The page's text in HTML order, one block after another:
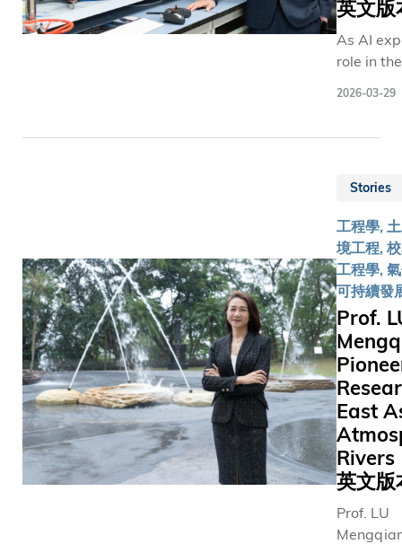
work
industrial
quality
英文版
As AI
role in
securing
systems
rapidly
world
forward
industry,
and next-
2026-03-29
Stories
工程學,
境工程,
工程學,
可持續發
Prof.
East
Rivers
英文版
Prof. LU